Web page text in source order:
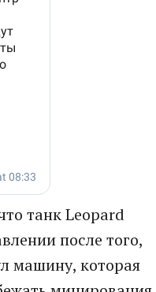
танк Leopard
после того,
машину, которая